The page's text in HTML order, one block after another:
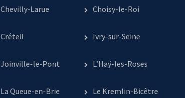
Chevilly-Larue Choisy-le-Roi
Créteil Ivry-sur-Seine
Joinville-le-Pont L’Haÿ-les-Roses
La Queue-en-Brie Le Kremlin-Bicêtre